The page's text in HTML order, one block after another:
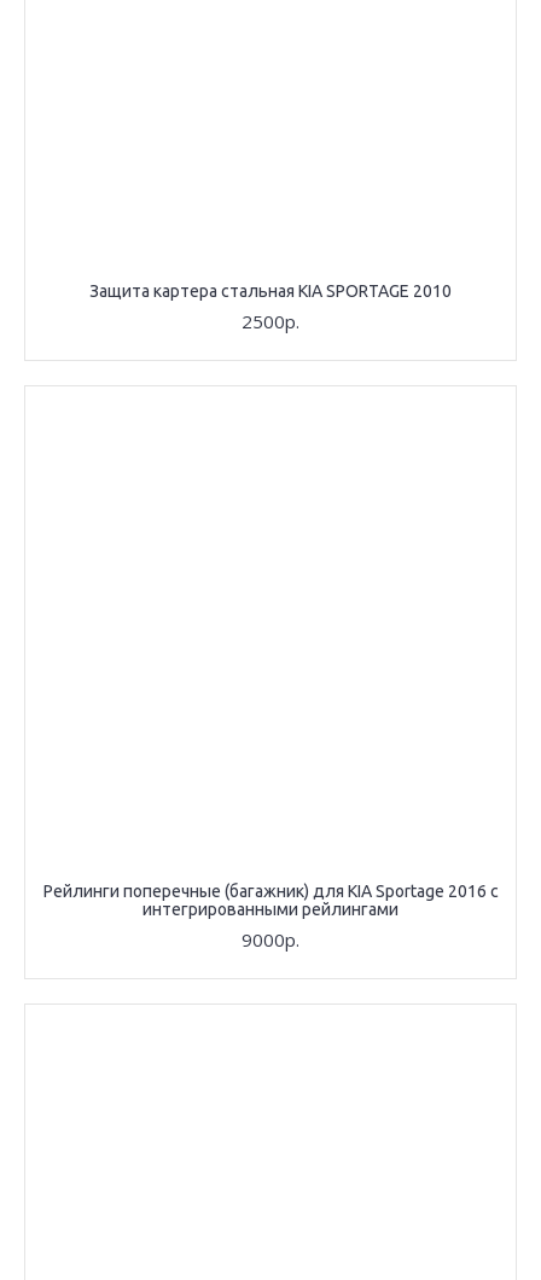
Защита картера стальная KIA SPORTAGE 2010
2500р.
Рейлинги поперечные (багажник) для KIA Sportage 2016 с
интегрированными рейлингами
9000р.